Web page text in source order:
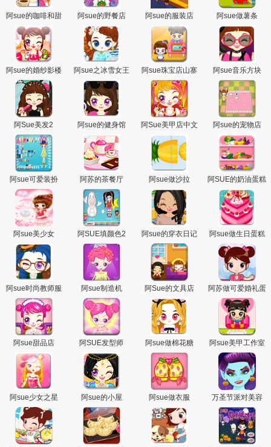
主
阿sue的咖啡和甜
甜圈
阿sue的野餐店 阿sue的服装店 阿sue做薯条
阿sue的婚纱影楼 阿sue之冰雪女王
阿sue珠宝店山寨
版
阿sue音乐方块
阿Sue美发2 阿sue的健身馆
阿Sue美甲店中文
版
阿sue的宠物店
阿sue可爱装扮 阿苏的茶餐厅 阿sue做沙拉 阿SUE的奶油蛋糕
阿sue美少女 阿SUE填颜色2 阿sue的穿衣日记 阿sue做生日蛋糕
阿sue时尚教师服 阿sue制造机 阿Sue的文具店
阿苏做可爱婚礼蛋
糕
阿sue甜品店 阿SUE发型师 阿sue做棉花糖 阿sue美甲工作室
阿sue少女之星 阿sue的小屋 阿sue做衣服 万圣节派对美容